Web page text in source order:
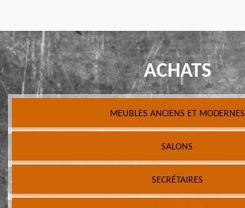
ACHATS
MEUBLES ANCIENS ET MODERNES
SALONS
SECRÉTAIRES